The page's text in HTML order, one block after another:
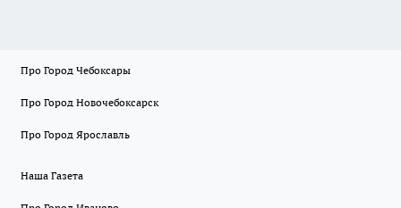
Про Город Чебоксары
Про Город Новочебоксарск
Про Город Ярославль
Наша Газета